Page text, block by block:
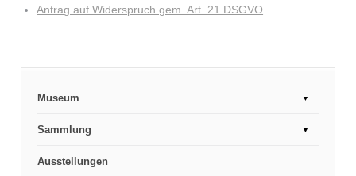
Antrag auf Widerspruch gem. Art. 21 DSGVO
Museum
Unser Leitbild
Mitarbeiter
Sammlung
Volkskunde
Ausstellungen